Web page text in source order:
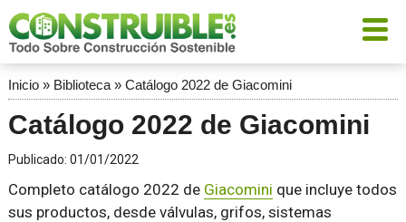
Inicio» Biblioteca» Catálogo 2022 de Giacomini
Catálogo 2022 de Giacomini
Publicado: 01/01/2022
Completo catálogo 2022 de Giacomini que incluye todos
sus productos, desde válvulas, grifos, sistemas